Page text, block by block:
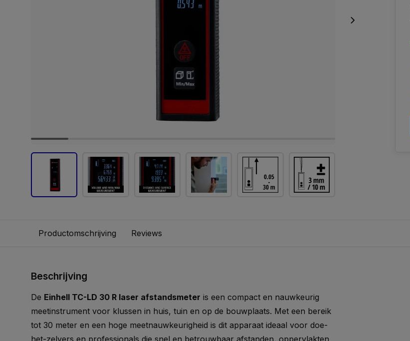
Productomschrijving Reviews
Beschrijving
De Einhell TC-LD 30 R laser afstandsmeter is een compact en nauwkeurig
meetinstrument voor klussen in huis, tuin en op de bouwplaats. Met een bereik
tot 30 meter en een hoge meetnauwkeurigheid is dit apparaat ideaal voor doe-
het-zelvers en professionals die snel en betrouwbaar afstanden, oppervlakten